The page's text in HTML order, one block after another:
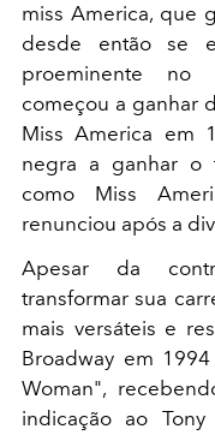
miss America, que
desde então se
proeminente no
começou a ganhar
Miss America em
negra a ganhar o
como Miss
renunciou após a
Apesar da
transformar sua
mais versáteis e
Broadway em
Woman",
indicação ao